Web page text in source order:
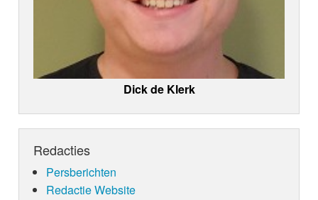
Dick de Klerk
Redacties
Persberichten
Redactie Website